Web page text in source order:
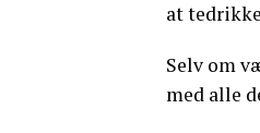
at
Selv om
med alle